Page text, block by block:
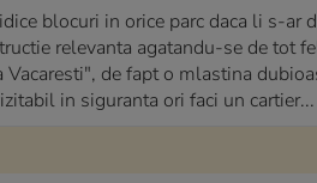
blocuri in orice parc daca li s-
relevanta agatandu-se de tot
de fapt o mlastina
in siguranta ori faci un cartier...